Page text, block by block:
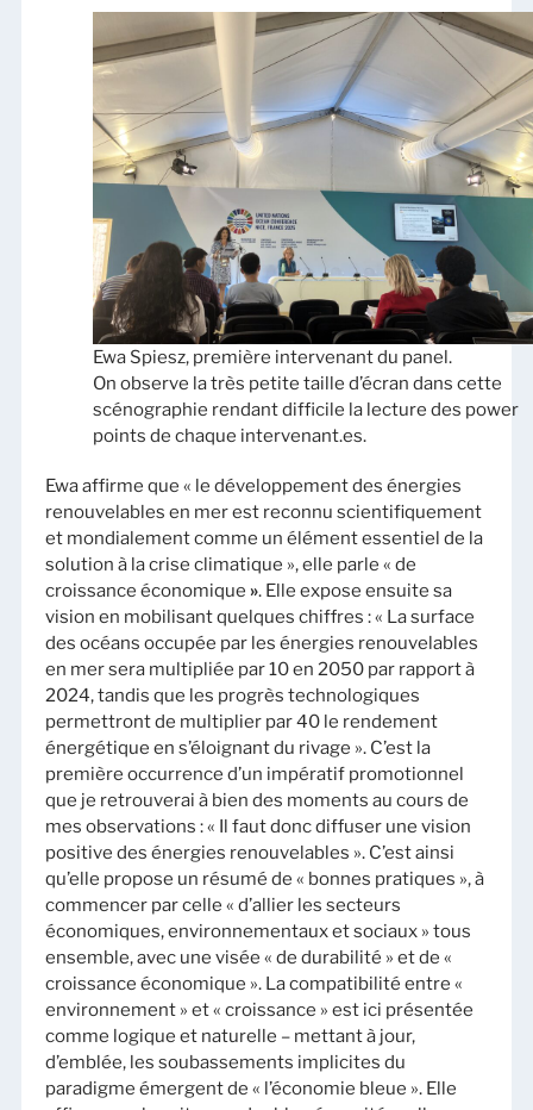
Ewa Spiesz, première intervenant du panel.
On observe la très petite taille d’écran dans cette
scénographie rendant difficile la lecture des power
points de chaque intervenant.es.
Ewa affirme que « le développement des énergies
renouvelables en mer est reconnu scientifiquement
et mondialement comme un élément essentiel de la
solution à la crise climatique », elle parle « de
croissance économique ». Elle expose ensuite sa
vision en mobilisant quelques chiffres : « La surface
des océans occupée par les énergies renouvelables
en mer sera multipliée par 10 en 2050 par rapport à
2024, tandis que les progrès technologiques
permettront de multiplier par 40 le rendement
énergétique en s’éloignant du rivage ». C’est la
première occurrence d’un impératif promotionnel
que je retrouverai à bien des moments au cours de
mes observations : « Il faut donc diffuser une vision
positive des énergies renouvelables ». C’est ainsi
qu’elle propose un résumé de « bonnes pratiques », à
commencer par celle « d’allier les secteurs
économiques, environnementaux et sociaux » tous
ensemble, avec une visée « de durabilité » et de «
croissance économique ». La compatibilité entre «
environnement » et « croissance » est ici présentée
comme logique et naturelle – mettant à jour,
d’emblée, les soubassements implicites du
paradigme émergent de « l’économie bleue ». Elle